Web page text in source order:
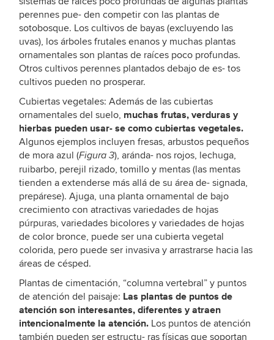
perennes pue- den competir con las plantas de
sotobosque. Los cultivos de bayas (excluyendo las
uvas), los árboles frutales enanos y muchas plantas
ornamentales son plantas de raíces poco profundas.
Otros cultivos perennes plantados debajo de es- tos
cultivos pueden no prosperar.
Cubiertas vegetales: Además de las cubiertas
ornamentales del suelo, muchas frutas, verduras y
hierbas pueden usar- se como cubiertas vegetales.
Algunos ejemplos incluyen fresas, arbustos pequeños
de mora azul (Figura 3), aránda- nos rojos, lechuga,
ruibarbo, perejil rizado, tomillo y mentas (las mentas
tienden a extenderse más allá de su área de- signada,
prepárese). Ajuga, una planta ornamental de bajo
crecimiento con atractivas variedades de hojas
púrpuras, variedades bicolores y variedades de hojas
de color bronce, puede ser una cubierta vegetal
colorida, pero puede ser invasiva y arrastrarse hacia las
áreas de césped.
Plantas de cimentación, “columna vertebral” y puntos
de atención del paisaje: Las plantas de puntos de
atención son interesantes, diferentes y atraen
intencionalmente la atención. Los puntos de atención
también pueden ser estructu- ras físicas que soportan